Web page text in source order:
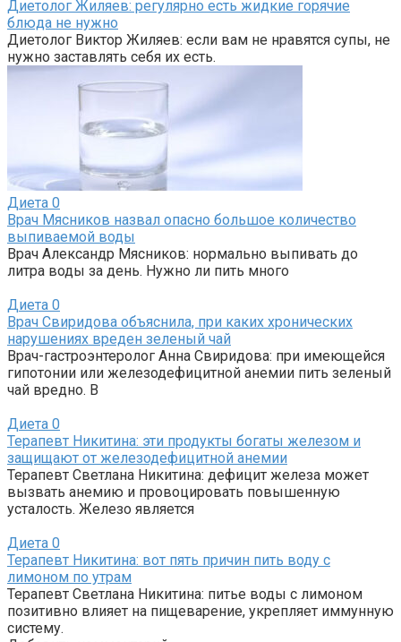
Диетолог Жиляев: регулярно есть жидкие горячие
блюда не нужно
Диетолог Виктор Жиляев: если вам не нравятся супы, не
нужно заставлять себя их есть.
Диета 0
Врач Мясников назвал опасно большое количество
выпиваемой воды
Врач Александр Мясников: нормально выпивать до
литра воды за день. Нужно ли пить много
Диета 0
Врач Свиридова объяснила, при каких хронических
нарушениях вреден зеленый чай
Врач-гастроэнтеролог Анна Свиридова: при имеющейся
гипотонии или железодефицитной анемии пить зеленый
чай вредно. В
Диета 0
Терапевт Никитина: эти продукты богаты железом и
защищают от железодефицитной анемии
Терапевт Светлана Никитина: дефицит железа может
вызвать анемию и провоцировать повышенную
усталость. Железо является
Диета 0
Терапевт Никитина: вот пять причин пить воду с
лимоном по утрам
Терапевт Светлана Никитина: питье воды с лимоном
позитивно влияет на пищеварение, укрепляет иммунную
систему.